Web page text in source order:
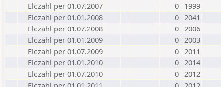
Elozahl per 01.07.2007
0
1999
Elozahl per 01.01.2008
0 2041
Elozahl per 01.07.2008
0 2006
Elozahl per 01.01.2009
0 2003
Elozahl per 01.07.2009
0 2011
Elozahl per 01.01.2010
0 2014
Elozahl per 01.07.2010
0 2012
Elozahl per 01.01.2011
0 2012